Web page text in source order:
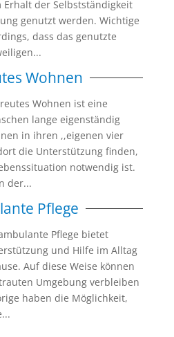
der Selbstständigkeit
genutzt werden. Wichtige
dass das genutzte
Wohnen
Wohnen ist eine
lange eigenständig
in ihren ,,eigenen vier
die Unterstützung finden,
notwendig ist.
der...
Pflege
Pflege bietet
und Hilfe im Alltag
Auf diese Weise können
Umgebung verbleiben
haben die Möglichkeit,